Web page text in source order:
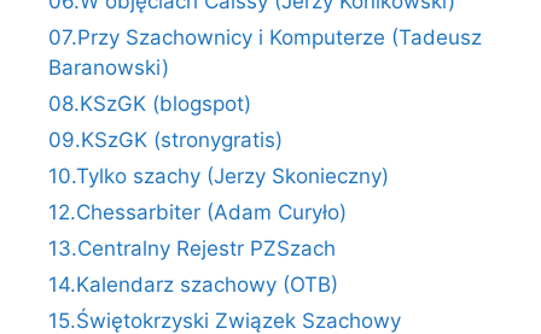
07.Przy Szachownicy i Komputerze (Tadeusz
Baranowski)
08.KSzGK (blogspot)
09.KSzGK (stronygratis)
10.Tylko szachy (Jerzy Skonieczny)
12.Chessarbiter (Adam Curyło)
13.Centralny Rejestr PZSzach
14.Kalendarz szachowy (OTB)
15.Świętokrzyski Związek Szachowy